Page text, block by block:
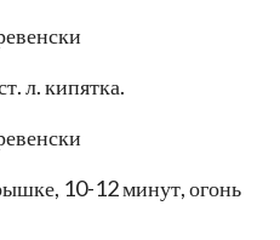
л. кипятка.
10-12 минут, огонь